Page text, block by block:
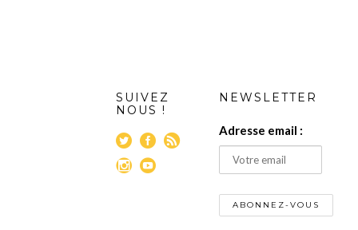
SUIVEZ
NOUS !
NEWSLETTER
Adresse email :